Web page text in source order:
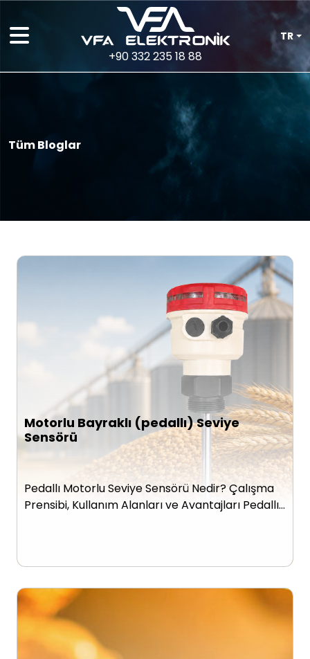
+90 332 235 18 88
TR
Tüm Bloglar
Motorlu Bayraklı (pedallı) Seviye
Sensörü
Pedallı Motorlu Seviye Sensörü Nedir? Çalışma
Prensibi, Kullanım Alanları ve Avantajları Pedallı…